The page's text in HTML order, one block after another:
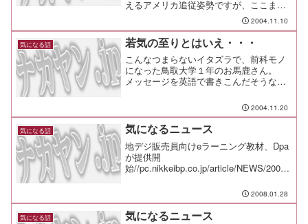
えるアメリカ追従姿勢ですが、ここまで
いくとちょっとヤバい。 治安回復に必
要？ そんなことは無い。 アメリカの
力技が、どれだけ状況を悪化させている
のかわかっているはずなのに、何を考え
ているんだろう。 自分の立場に置き換
えてみれば...
2004.11.10
気になる話 若気の至りとはいえ・・・
こんなつまらないイタズラで、前科モノ
になった鳥取大学１年のお馬鹿さん。
メッセージを英語で書きこんだそうなの
が、根本的な判断力に欠けていたようで
すね。 彼の人生に幸あれ（笑ビンラー
ディン名でネットに爆破予...
2004.11.20
気になる話 気になるニュース
地デジ販売員向けeラーニング教材、Dpa
が提供開
始//pc.nikkeibp.co.jp/article/NEWS/20080
2月に強化、吉本興業所属のタレントの公
演映像を配信//itpr...
2008.01.28
気になる話 気になるニュース